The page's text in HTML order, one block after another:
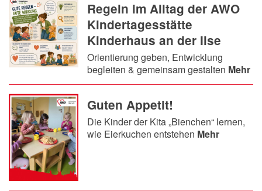
Regeln im Alltag der AWO
Kindertagesstätte
Kinderhaus an der Ilse
Orientierung geben, Entwicklung
begleiten & gemeinsam gestalten Mehr
Guten Appetit!
Die Kinder der Kita „Bienchen“ lernen,
wie Eierkuchen entstehen Mehr